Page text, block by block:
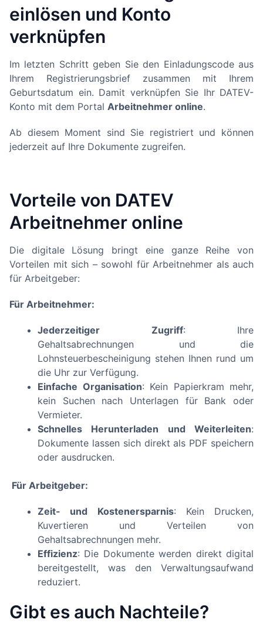
einlösen und Konto
verknüpfen
Im letzten Schritt geben Sie den Einladungscode aus
Ihrem Registrierungsbrief zusammen mit Ihrem
Geburtsdatum ein. Damit verknüpfen Sie Ihr DATEV-
Konto mit dem Portal Arbeitnehmer online.
Ab diesem Moment sind Sie registriert und können
jederzeit auf Ihre Dokumente zugreifen.
Vorteile von DATEV
Arbeitnehmer online
Die digitale Lösung bringt eine ganze Reihe von
Vorteilen mit sich – sowohl für Arbeitnehmer als auch
für Arbeitgeber:
Für Arbeitnehmer:
Jederzeitiger Zugriff: Ihre
Gehaltsabrechnungen und die
Lohnsteuerbescheinigung stehen Ihnen rund um
die Uhr zur Verfügung.
Einfache Organisation: Kein Papierkram mehr,
kein Suchen nach Unterlagen für Bank oder
Vermieter.
Schnelles Herunterladen und Weiterleiten:
Dokumente lassen sich direkt als PDF speichern
oder ausdrucken.
Für Arbeitgeber:
Zeit- und Kostenersparnis: Kein Drucken,
Kuvertieren und Verteilen von
Gehaltsabrechnungen mehr.
Effizienz: Die Dokumente werden direkt digital
bereitgestellt, was den Verwaltungsaufwand
reduziert.
Gibt es auch Nachteile?